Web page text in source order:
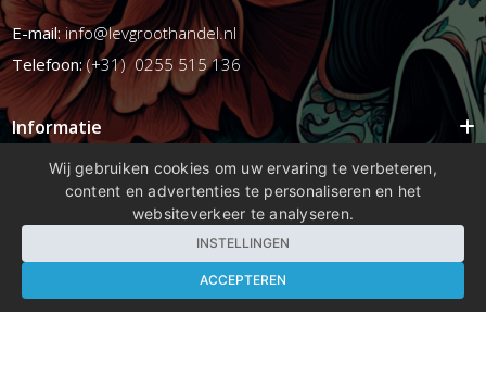
E-mail:info@levgroothandel.nl
Telefoon:(+31) 0255 515 136
Informatie
Mijn account
Wij gebruiken cookies om uw ervaring te verbeteren,
content en advertenties te personaliseren en het
websiteverkeer te analyseren.
INSTELLINGEN
ACCEPTEREN